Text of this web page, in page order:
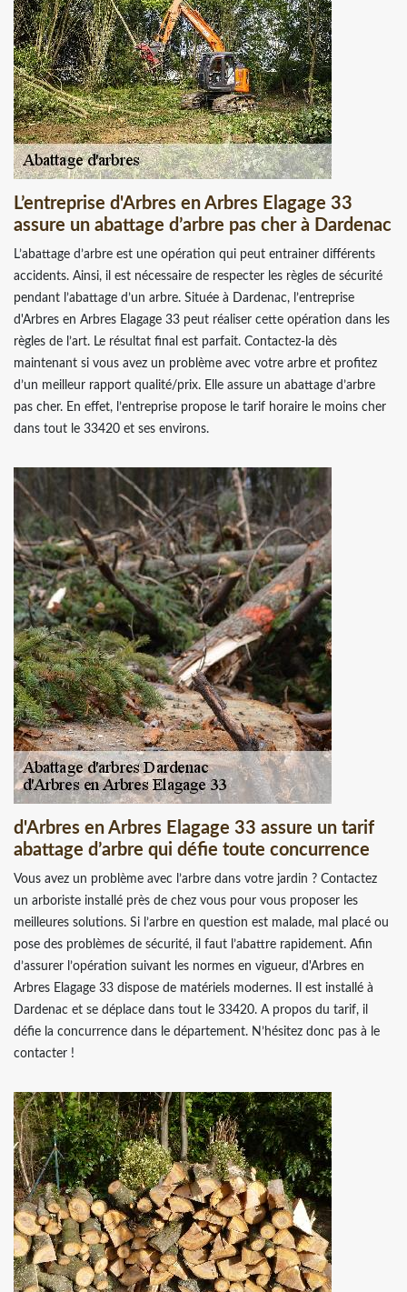
L’entreprise d'Arbres en Arbres Elagage 33
assure un abattage d’arbre pas cher à Dardenac
L’abattage d’arbre est une opération qui peut entrainer différents
accidents. Ainsi, il est nécessaire de respecter les règles de sécurité
pendant l’abattage d’un arbre. Située à Dardenac, l’entreprise
d'Arbres en Arbres Elagage 33 peut réaliser cette opération dans les
règles de l’art. Le résultat final est parfait. Contactez-la dès
maintenant si vous avez un problème avec votre arbre et profitez
d’un meilleur rapport qualité/prix. Elle assure un abattage d’arbre
pas cher. En effet, l’entreprise propose le tarif horaire le moins cher
dans tout le 33420 et ses environs.
d'Arbres en Arbres Elagage 33 assure un tarif
abattage d’arbre qui défie toute concurrence
Vous avez un problème avec l’arbre dans votre jardin ? Contactez
un arboriste installé près de chez vous pour vous proposer les
meilleures solutions. Si l’arbre en question est malade, mal placé ou
pose des problèmes de sécurité, il faut l’abattre rapidement. Afin
d’assurer l’opération suivant les normes en vigueur, d'Arbres en
Arbres Elagage 33 dispose de matériels modernes. Il est installé à
Dardenac et se déplace dans tout le 33420. A propos du tarif, il
défie la concurrence dans le département. N’hésitez donc pas à le
contacter !